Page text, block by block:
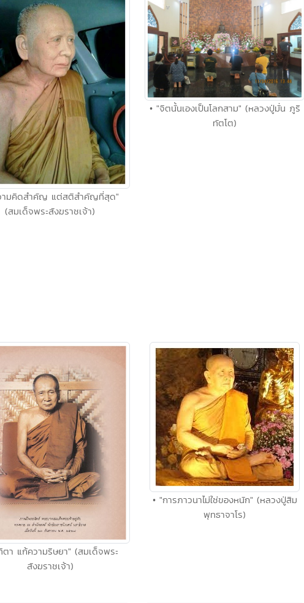
ามคิดสำคัญ แต่สติสำคัญที่สุด"
(สมเด็จพระสังฆราชเจ้า)
• "จิตนั้นเองเป็นโลกสาม" (หลวงปู่มั่น ภูริ
ทัตโต)
ตา แก้ความริษยา" (สมเด็จพระ
สังฆราชเจ้า)
• "การภาวนาไม่ใช่ของหนัก" (หลวงปู่สิม
พุทธาจาโร)